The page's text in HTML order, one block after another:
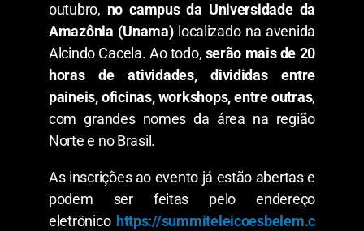
outubro, no campus da Universidade da
Amazônia (Unama)localizado na avenida
Alcindo Cacela. Ao todo, serão mais de 20
horas de atividades, divididas entre
paineis, oficinas, workshops, entre outras,
com grandes nomes da área na região
Norte e no Brasil.
As inscrições ao evento já estão abertas e
podem ser feitas pelo endereço
eletrônico https://summiteleicoesbelem.c